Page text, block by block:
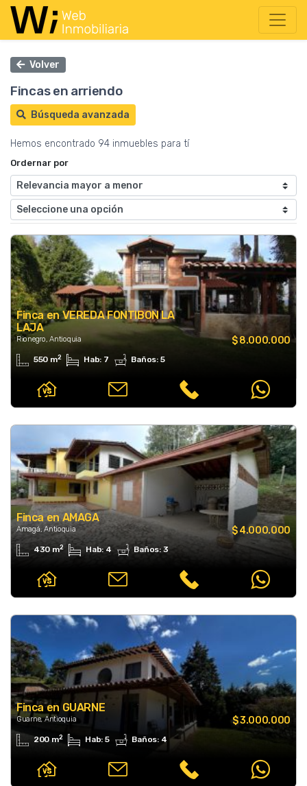
Volver
Fincas en arriendo
Búsqueda avanzada
Hemos encontrado 94 inmuebles para tí
Ordernar por
550 m2 Hab: 7 Baños: 5
Finca en VEREDA FONTIBON LA
LAJA
Rionegro, Antioquia $ 8.000.000
430 m2 Hab: 4 Baños: 3
Finca en AMAGA
Amagá, Antioquia $ 4.000.000
200 m2 Hab: 5 Baños: 4
Finca en GUARNE
Guarne, Antioquia $ 3.000.000